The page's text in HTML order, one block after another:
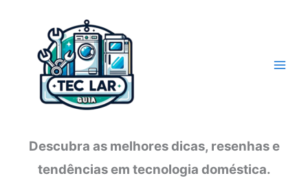
conteúdo
Descubra as melhores dicas, resenhas e
tendências em tecnologia doméstica.